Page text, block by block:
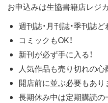
お申込みは生協書籍店レジ
週刊誌・月刊誌・季刊誌ど
コミックもOK！
新刊が必ず手に入る！
人気作品も売り切れの心
開店前に並ぶ必要もあり
長期休み中は定期購読の